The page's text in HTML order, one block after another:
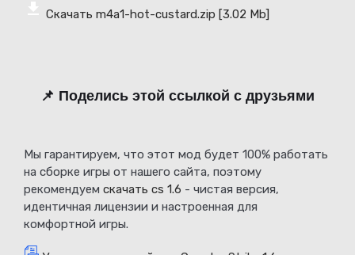
Скачать m4a1-hot-custard.zip [3.02 Mb]
📌 Поделись этой ссылкой с друзьями
Мы гарантируем, что этот мод будет 100% работать
на сборке игры от нашего сайта, поэтому
рекомендуем скачать cs 1.6 - чистая версия,
идентичная лицензии и настроенная для
комфортной игры.